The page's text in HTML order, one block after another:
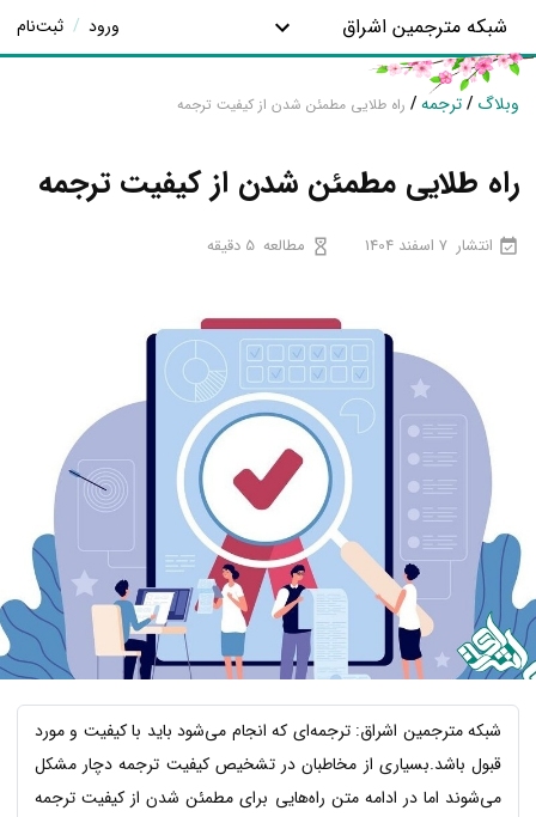
شبکه مترجمین اشراق ورود / ثبت‌نام
وبلاگ /ترجمه/ راه‌ طلایی مطمئن شدن از کیفیت ترجمه
راه‌ طلایی مطمئن شدن از کیفیت ترجمه
انتشار 7 اسفند 1404 مطالعه 5 دقیقه
شبکه مترجمین اشراق: ترجمه‌ای که انجام می‌شود باید با کیفیت و مورد
قبول باشد.بسیاری از مخاطبان در تشخیص کیفیت ترجمه دچار مشکل
می‌شوند اما در ادامه متن راه‌هایی برای مطمئن شدن از کیفیت ترجمه